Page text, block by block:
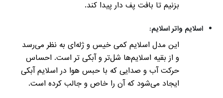
بزنیم تا بافت پف دار پیدا کند.
اسلایم واتر اسلایم:
این مدل اسلایم کمی خیس و ژله‌ای به نظر می‌رسد
و از بقیه اسلایم‌ها شل‌تر و آبکی تر است. احساس
حرکت آب و صدایی که با حبس هوا در اسلایم آبکی
ایجاد می‌شود که آن را خاص و جالب کرده است.